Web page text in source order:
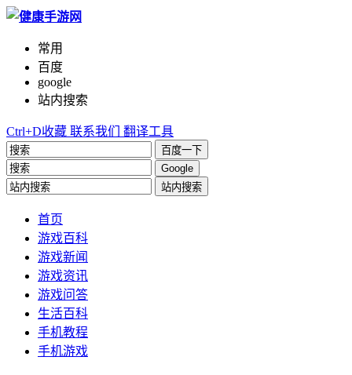
常用
百度
google
站内搜索
Ctrl+D收藏 联系我们 翻译工具
百度一下
Google
站内搜索
首页
游戏百科
游戏新闻
游戏资讯
游戏问答
生活百科
手机教程
手机游戏